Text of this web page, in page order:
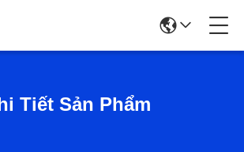
Tiết Sản Phẩm